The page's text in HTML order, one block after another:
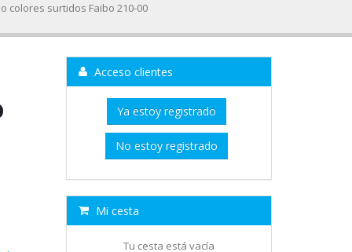
colores surtidos Faibo 210-00
Acceso clientes
Ya estoy registrado
No estoy registrado
Mi cesta
Tu cesta está vacía